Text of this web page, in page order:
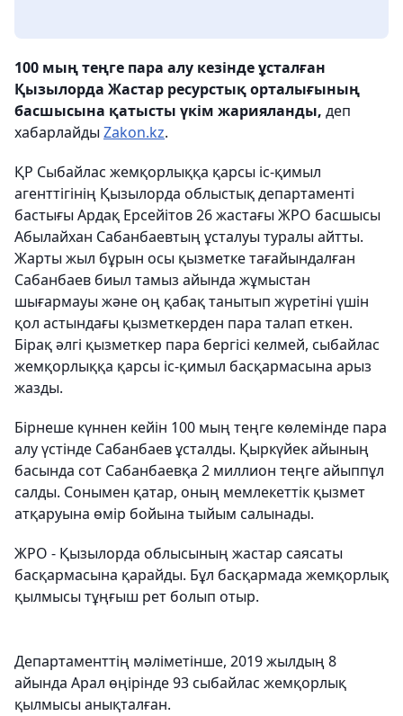
100 мың теңге пара алу кезінде ұсталған
Қызылорда Жастар ресурстық орталығының
басшысына қатысты үкім жарияланды, деп
хабарлайды Zakon.kz.
ҚР Сыбайлас жемқорлыққа қарсы іс-қимыл
агенттігінің Қызылорда облыстық департаменті
бастығы Ардақ Ерсейітов 26 жастағы ЖРО басшысы
Абылайхан Сабанбаевтың ұсталуы туралы айтты.
Жарты жыл бұрын осы қызметке тағайындалған
Сабанбаев биыл тамыз айында жұмыстан
шығармауы және оң қабақ танытып жүретіні үшін
қол астындағы қызметкерден пара талап еткен.
Бірақ әлгі қызметкер пара бергісі келмей, сыбайлас
жемқорлыққа қарсы іс-қимыл басқармасына арыз
жазды.
Бірнеше күннен кейін 100 мың теңге көлемінде пара
алу үстінде Сабанбаев ұсталды. Қыркүйек айының
басында сот Сабанбаевқа 2 миллион теңге айыппұл
салды. Сонымен қатар, оның мемлекеттік қызмет
атқаруына өмір бойына тыйым салынады.
ЖРО - Қызылорда облысының жастар саясаты
басқармасына қарайды. Бұл басқармада жемқорлық
қылмысы тұңғыш рет болып отыр.
Департаменттің мәліметінше, 2019 жылдың 8
айында Арал өңірінде 93 сыбайлас жемқорлық
қылмысы анықталған.